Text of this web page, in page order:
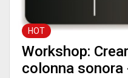
HOT
Workshop:
colonna